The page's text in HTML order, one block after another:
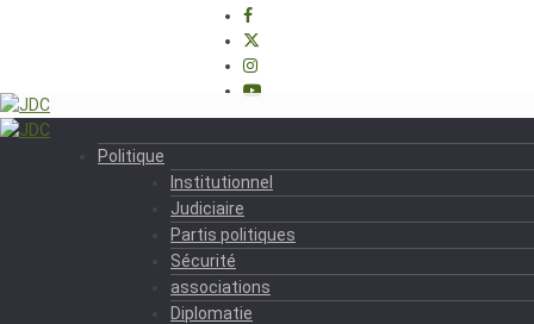
Politique
Institutionnel
Judiciaire
Partis politiques
Sécurité
associations
Diplomatie